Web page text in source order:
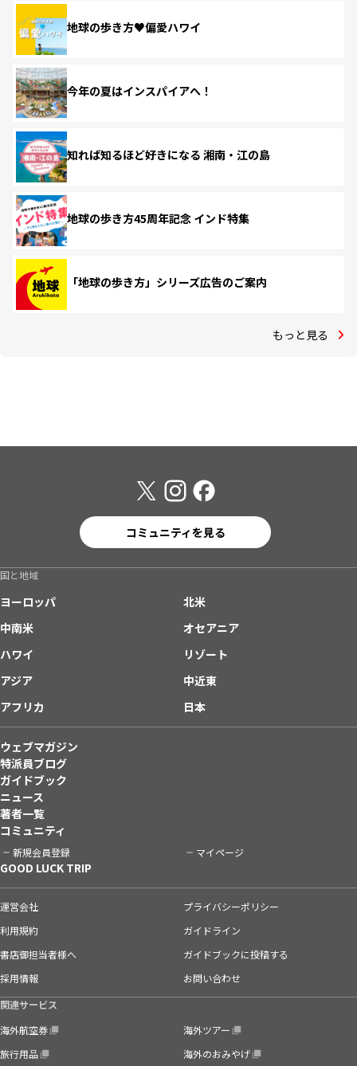
地球の歩き方♥偏愛ハワイ
今年の夏はインスパイアへ！
知れば知るほど好きになる 湘南・江の島
地球の歩き方45周年記念 インド特集
「地球の歩き方」シリーズ広告のご案内
もっと見る
コミュニティを見る
国と地域
ヨーロッパ
北米
中南米
オセアニア
ハワイ
リゾート
アジア
中近東
アフリカ
日本
ウェブマガジン
特派員ブログ
ガイドブック
ニュース
著者一覧
コミュニティ
新規会員登録 マイページ
GOOD LUCK TRIP
運営会社
プライバシーポリシー
利用規約
ガイドライン
書店御担当者様へ
ガイドブックに投稿する
採用情報
お問い合わせ
関連サービス
海外航空券
海外ツアー
旅行用品
海外のおみやげ